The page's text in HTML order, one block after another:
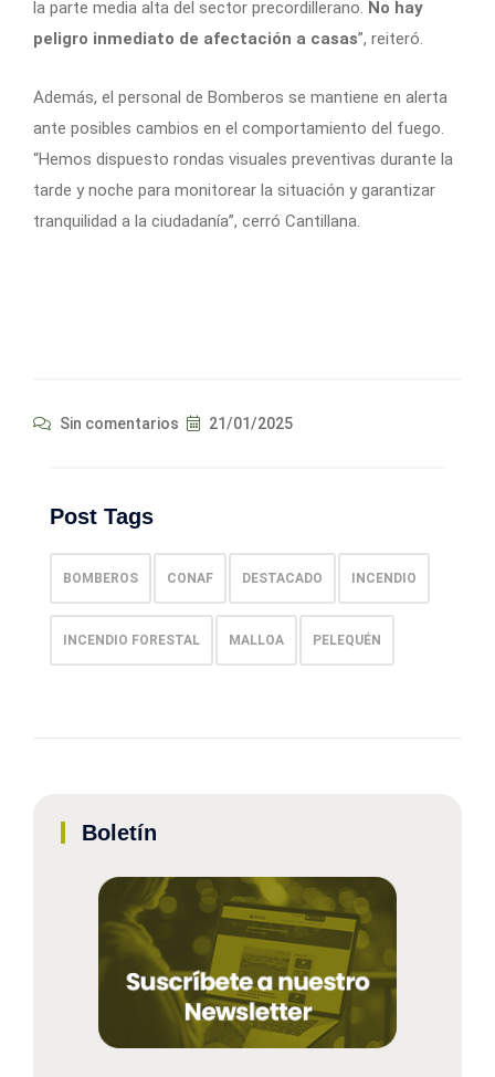
la parte media alta del sector precordillerano. No hay
peligro inmediato de afectación a casas”, reiteró.
Además, el personal de Bomberos se mantiene en alerta
ante posibles cambios en el comportamiento del fuego.
“Hemos dispuesto rondas visuales preventivas durante la
tarde y noche para monitorear la situación y garantizar
tranquilidad a la ciudadanía”, cerró Cantillana.
Sin comentarios 21/01/2025
Post Tags
BOMBEROS CONAF DESTACADO INCENDIO
INCENDIO FORESTAL MALLOA PELEQUÉN
Boletín